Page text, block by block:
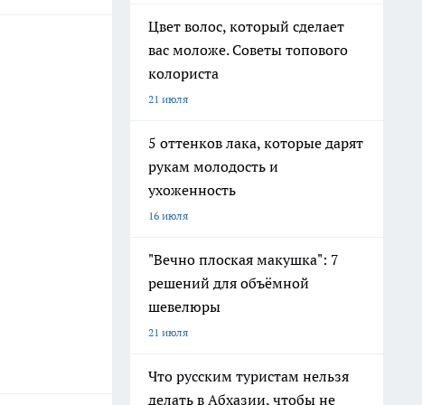
Цвет волос, который сделает
вас моложе. Советы топового
колориста
21 июля
5 оттенков лака, которые дарят
рукам молодость и
ухоженность
16 июля
"Вечно плоская макушка": 7
решений для объёмной
шевелюры
21 июля
Что русским туристам нельзя
делать в Абхазии, чтобы не